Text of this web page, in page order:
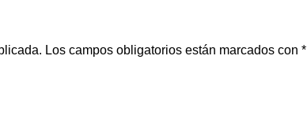
Los campos obligatorios están marcados con*